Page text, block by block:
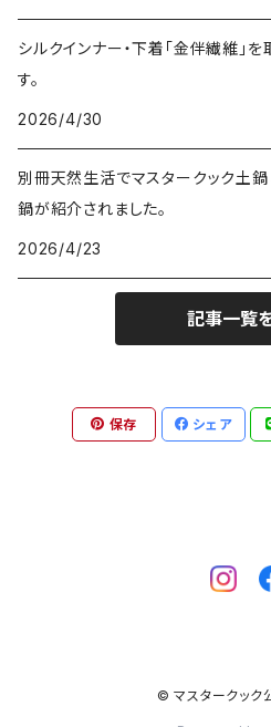
シルクインナー・下着「金伴繊維」を
す。
2026/4/30
別冊天然生活でマスタークック土
鍋が紹介されました。
2026/4/23
記事一覧
保存 シェア
© マスタークック